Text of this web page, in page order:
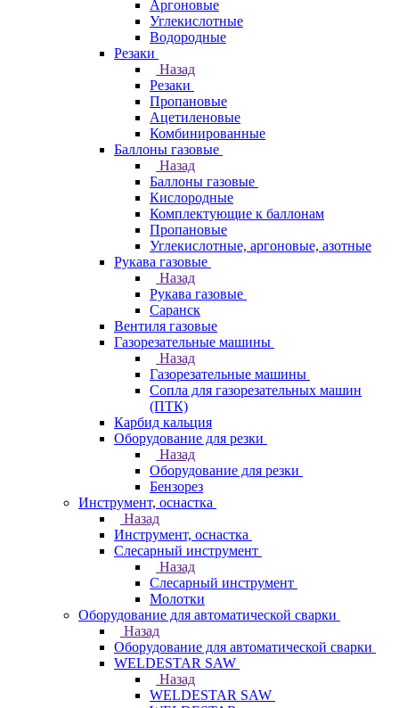
Аргоновые
Углекислотные
Водородные
Резаки
Назад
Резаки
Пропановые
Ацетиленовые
Комбинированные
Баллоны газовые
Назад
Баллоны газовые
Кислородные
Комплектующие к баллонам
Пропановые
Углекислотные, аргоновые, азотные
Рукава газовые
Назад
Рукава газовые
Саранск
Вентиля газовые
Газорезательные машины
Назад
Газорезательные машины
Сопла для газорезательных машин
(ПТК)
Карбид кальция
Оборудование для резки
Назад
Оборудование для резки
Бензорез
Инструмент, оснастка
Назад
Инструмент, оснастка
Слесарный инструмент
Назад
Слесарный инструмент
Молотки
Оборудование для автоматической сварки
Назад
Оборудование для автоматической сварки
WELDESTAR SAW
Назад
WELDESTAR SAW